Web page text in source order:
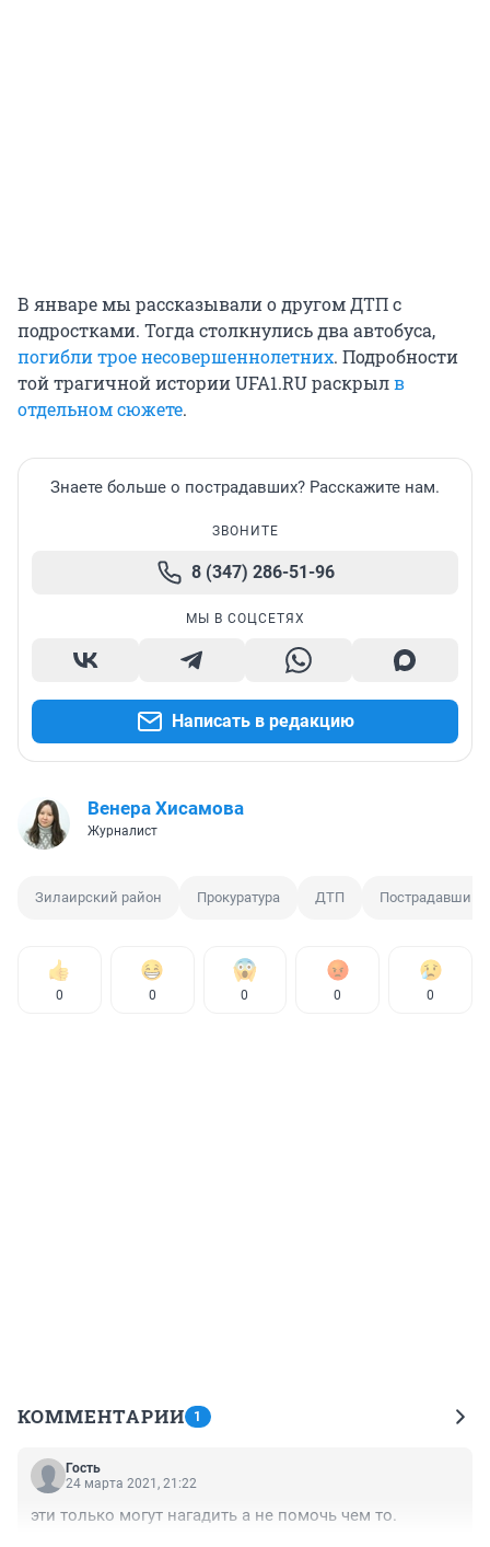
В январе мы рассказывали о другом ДТП с
подростками. Тогда столкнулись два автобуса,
погибли трое несовершеннолетних. Подробности
той трагичной истории UFA1.RU раскрылв
отдельном сюжете.
Знаете больше о пострадавших? Расскажите нам.
ЗВОНИТЕ
8 (347) 286-51-96
МЫ В СОЦСЕТЯХ
Написать в редакцию
Венера Хисамова
Журналист
Зилаирский район Прокуратура ДТП Пострадавший
0 0 0 0 0
КОММЕНТАРИИ 1
Гость
24 марта 2021, 21:22
эти только могут нагадить а не помочь чем то.